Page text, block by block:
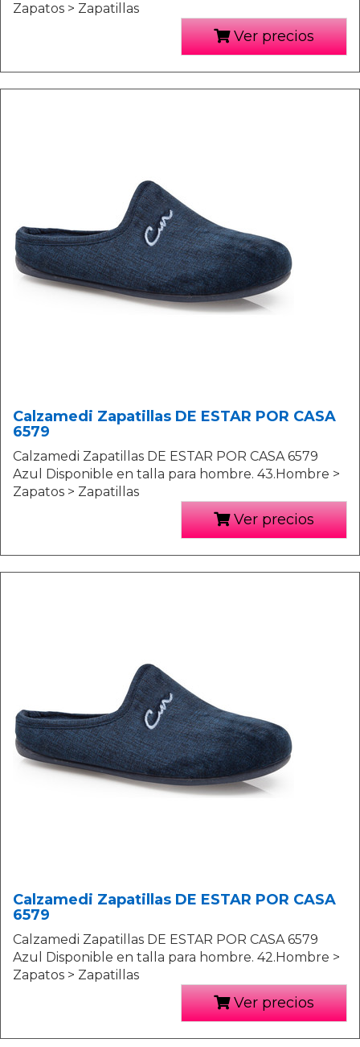
Zapatos > Zapatillas
Ver precios
Calzamedi Zapatillas DE ESTAR POR CASA
6579
Calzamedi Zapatillas DE ESTAR POR CASA 6579
Azul Disponible en talla para hombre. 43.Hombre >
Zapatos > Zapatillas
Ver precios
Calzamedi Zapatillas DE ESTAR POR CASA
6579
Calzamedi Zapatillas DE ESTAR POR CASA 6579
Azul Disponible en talla para hombre. 42.Hombre >
Zapatos > Zapatillas
Ver precios